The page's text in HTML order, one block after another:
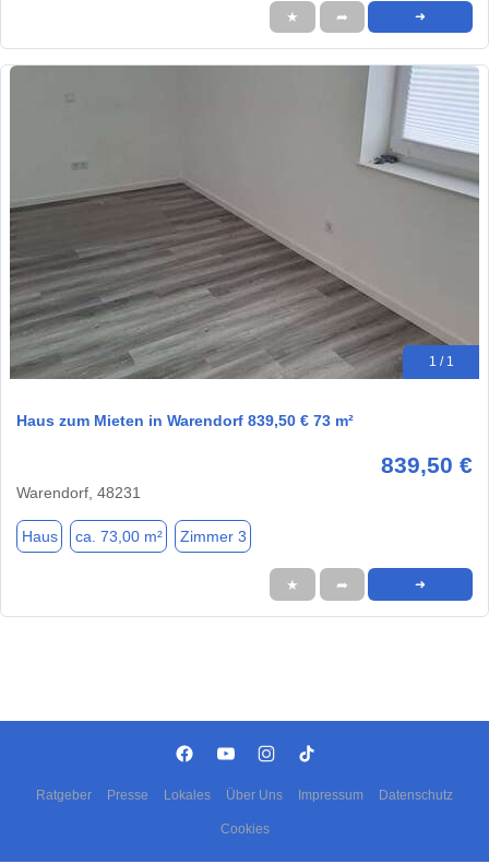
★ ➦ ➜
1 / 1
Haus zum Mieten in Warendorf 839,50 € 73 m²
839,50 €
Warendorf, 48231
Haus ca. 73,00 m² Zimmer 3
★ ➦ ➜
Ratgeber Presse Lokales Über Uns Impressum Datenschutz
Cookies